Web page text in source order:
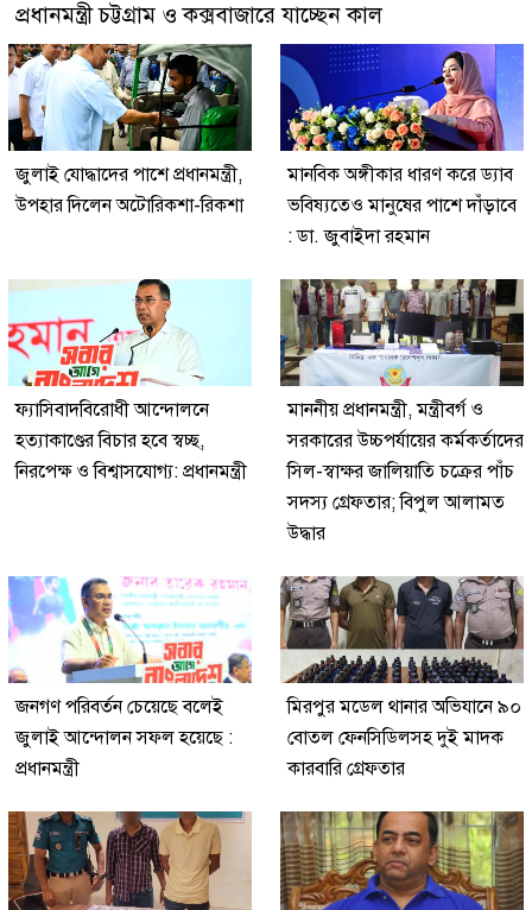
প্রধানমন্ত্রী চট্টগ্রাম ও কক্সবাজারে যাচ্ছেন কাল
জুলাই যোদ্ধাদের পাশে প্রধানমন্ত্রী,
উপহার দিলেন অটোরিকশা-রিকশা
মানবিক অঙ্গীকার ধারণ করে ড্যাব
ভবিষ্যতেও মানুষের পাশে দাঁড়াবে
: ডা. জুবাইদা রহমান
ফ্যাসিবাদবিরোধী আন্দোলনে
হত্যাকাণ্ডের বিচার হবে স্বচ্ছ,
নিরপেক্ষ ও বিশ্বাসযোগ্য: প্রধানমন্ত্রী
মাননীয় প্রধানমন্ত্রী, মন্ত্রীবর্গ ও
সরকারের উচ্চপর্যায়ের কর্মকর্তাদের
সিল-স্বাক্ষর জালিয়াতি চক্রের পাঁচ
সদস্য গ্রেফতার; বিপুল আলামত
উদ্ধার
জনগণ পরিবর্তন চেয়েছে বলেই
জুলাই আন্দোলন সফল হয়েছে :
প্রধানমন্ত্রী
মিরপুর মডেল থানার অভিযানে ৯০
বোতল ফেনসিডিলসহ দুই মাদক
কারবারি গ্রেফতার